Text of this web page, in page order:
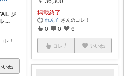
ジ
...
レ！
いね
￥ 36,300
掲載終了
れん子 さんのコレ！
0 0 6
コレ いいね